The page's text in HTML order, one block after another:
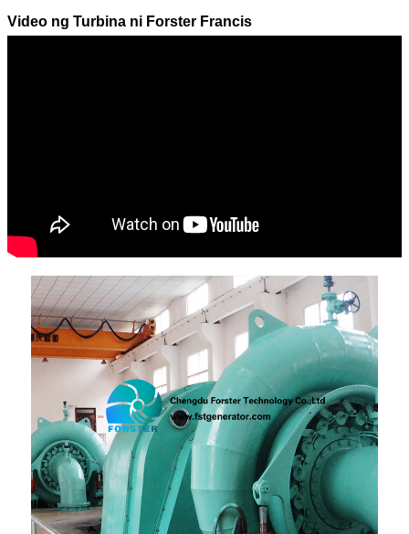
Video ng Turbina ni Forster Francis